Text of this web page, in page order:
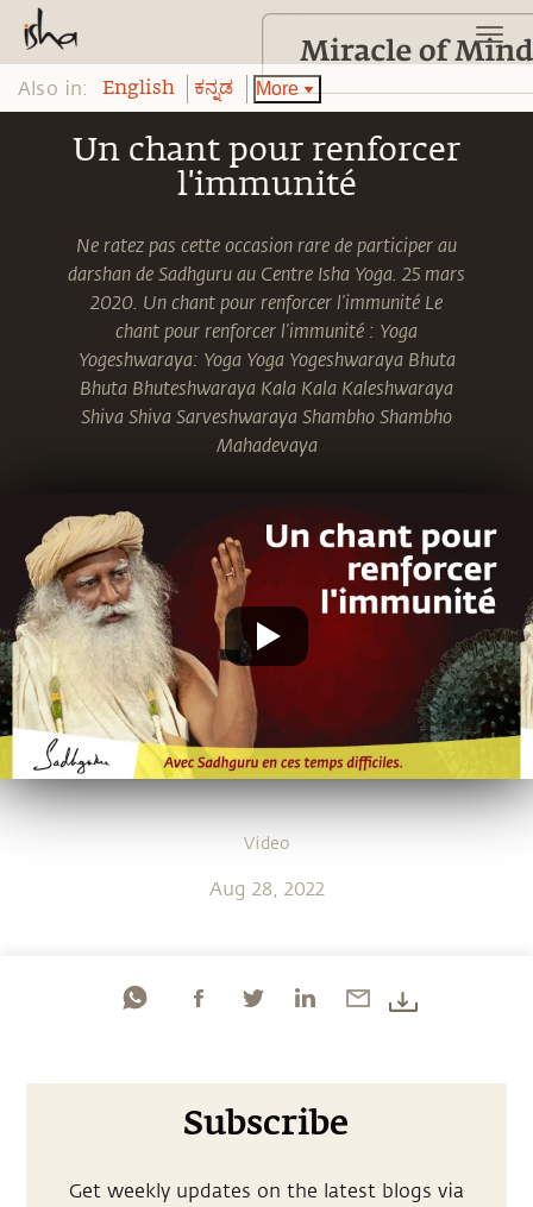
Also in: English ಕನ್ನಡ More
Un chant pour renforcer
l'immunité
Ne ratez pas cette occasion rare de participer au
darshan de Sadhguru au Centre Isha Yoga. 25 mars
2020. Un chant pour renforcer l'immunité Le
chant pour renforcer l'immunité : Yoga
Yogeshwaraya: Yoga Yoga Yogeshwaraya Bhuta
Bhuta Bhuteshwaraya Kala Kala Kaleshwaraya
Shiva Shiva Sarveshwaraya Shambho Shambho
Mahadevaya
Video
Aug 28, 2022
Subscribe
Get weekly updates on the latest blogs via